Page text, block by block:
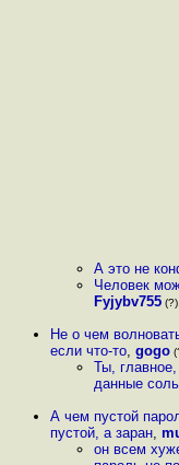
А это не
Человек
Fyjybv755
Не о чем
если что-то, gogo
Ты,
данные
А чем пустой
пустой, а заран,
он всем